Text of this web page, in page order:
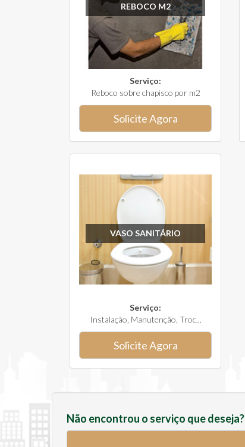
REBOCO M2
Serviço:
Reboco sobre chapisco por m2
Solicite Agora
VASO SANITÁRIO
Serviço:
Instalação, Manutenção, Troc...
Solicite Agora
Não encontrou o serviço que deseja?